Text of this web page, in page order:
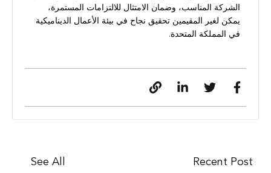
الشركة المناسب، وضمان الامتثال للالتزامات المستمرة،
يمكن لغير المقيمين تحقيق نجاح في بيئة الأعمال الديناميكية
في المملكة المتحدة.
Recent Post
See All